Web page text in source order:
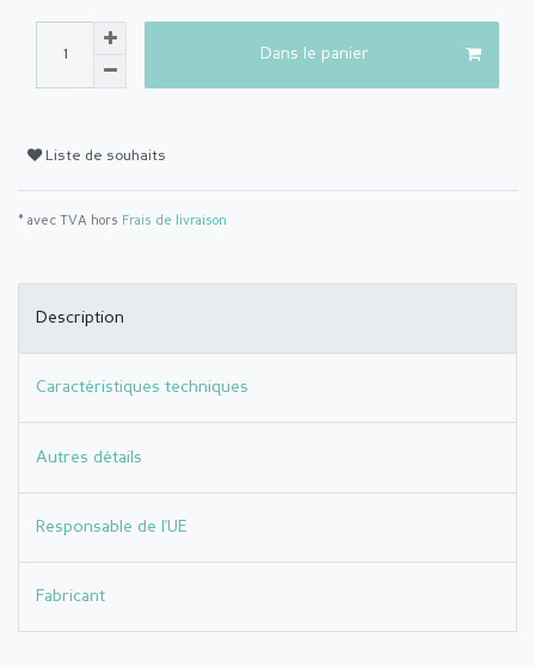
Dans le panier
Liste de souhaits
* avec TVA hors Frais de livraison
Description
Caractéristiques techniques
Autres détails
Responsable de l'UE
Fabricant